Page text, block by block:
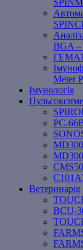
BGA –
Meter
Імунологія
PC-
Ветеринарія
BCU-